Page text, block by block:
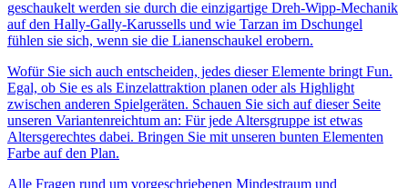
geschaukelt werden sie durch die einzigartige Dreh-Wipp-Mechanik
auf den Hally-Gally-Karussells und wie Tarzan im Dschungel
fühlen sie sich, wenn sie die Lianenschaukel erobern.
Wofür Sie sich auch entscheiden, jedes dieser Elemente bringt Fun.
Egal, ob Sie es als Einzelattraktion planen oder als Highlight
zwischen anderen Spielgeräten. Schauen Sie sich auf dieser Seite
unseren Variantenreichtum an: Für jede Altersgruppe ist etwas
Altersgerechtes dabei. Bringen Sie mit unseren bunten Elementen
Farbe auf den Plan.
Alle Fragen rund um vorgeschriebenen Mindestraum und